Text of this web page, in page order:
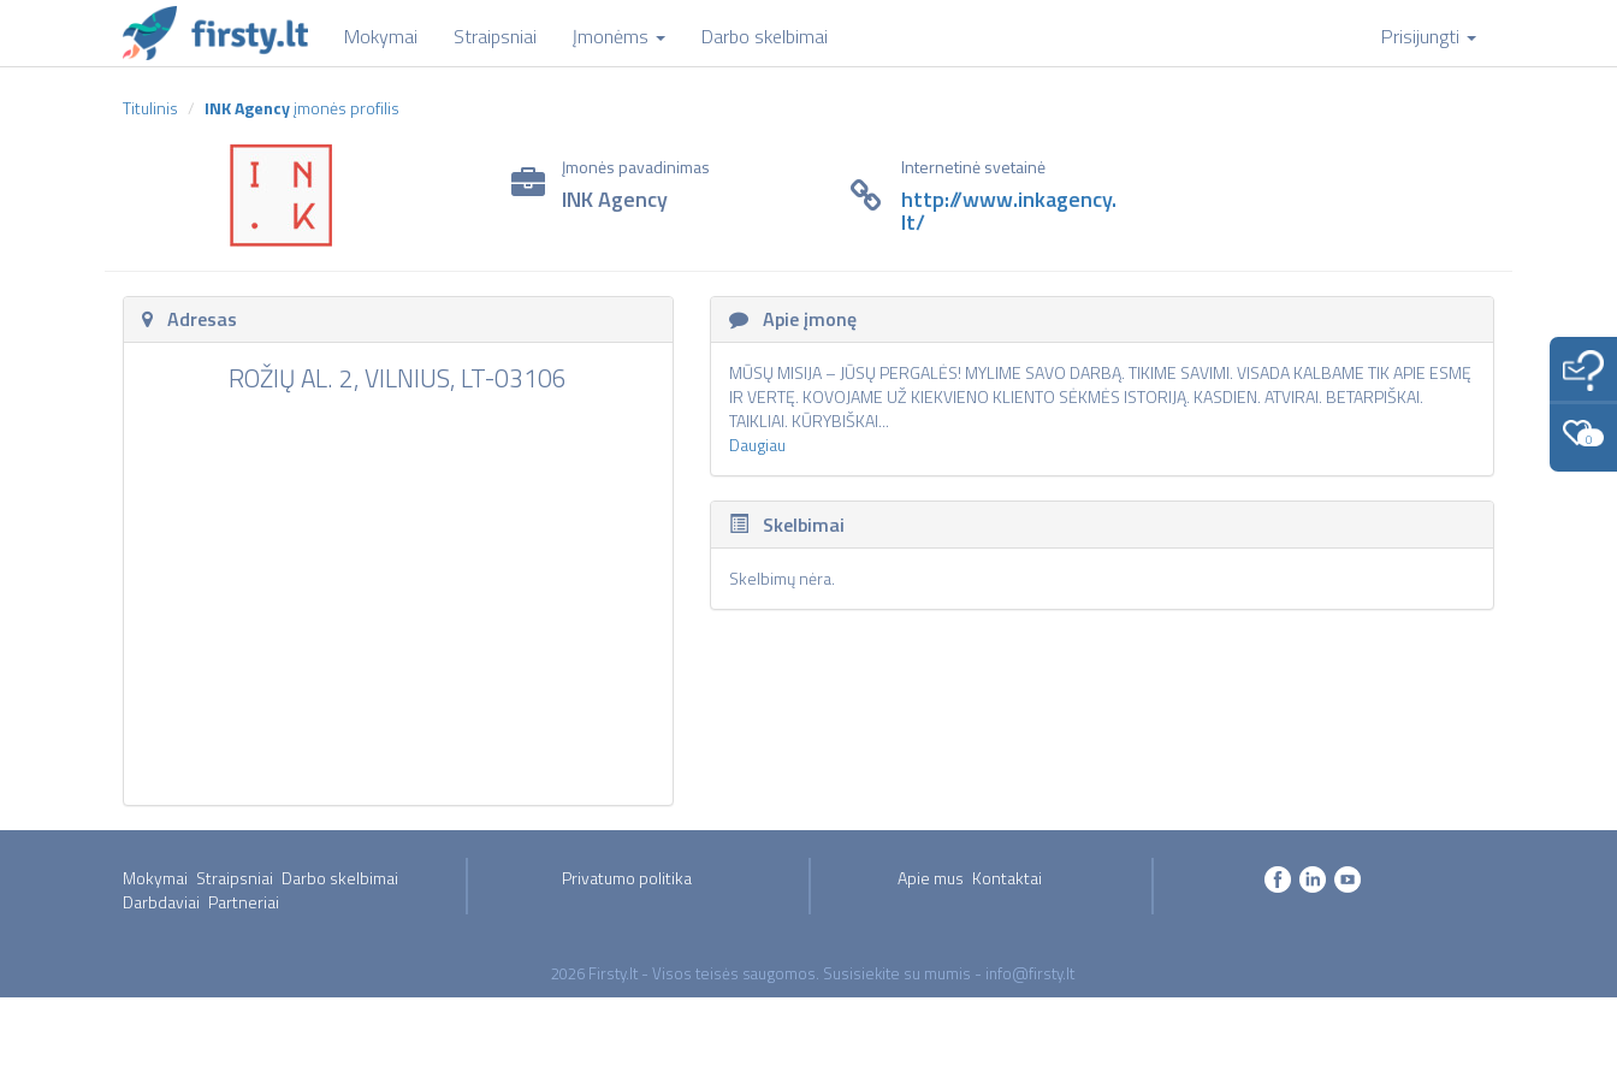
Mokymai Straipsniai Įmonėms Darbo skelbimai Prisijungti
Titulinis INK Agencyįmonės profilis
Įmonės pavadinimas
INK Agency
Internetinė svetainė
http://www.inkagency.
lt/
Adresas
ROŽIŲ AL. 2, VILNIUS, LT-03106
Apie įmonę
MŪSŲ MISIJA – JŪSŲ PERGALĖS! MYLIME SAVO DARBĄ. TIKIME SAVIMI. VISADA KALBAME TIK APIE ESMĘ
IR VERTĘ. KOVOJAME UŽ KIEKVIENO KLIENTO SĖKMĖS ISTORIJĄ. KASDIEN. ATVIRAI. BETARPIŠKAI.
TAIKLIAI. KŪRYBIŠKAI...
Daugiau
Skelbimai
Skelbimų nėra.
0
Mokymai Straipsniai Darbo skelbimai
Darbdaviai Partneriai
Privatumo politika Apie mus Kontaktai
2026 Firsty.lt - Visos teisės saugomos. Susisiekite su mumis - info@firsty.lt